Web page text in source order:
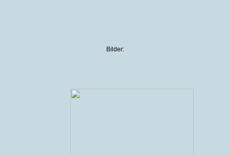
Bilder: